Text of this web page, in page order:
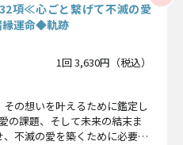
項≪心ごと繋げて不滅の愛
運命◆軌跡
1回 3,630円（税込）
その想いを叶えるために鑑定し
の課題、そして未来の結末ま
不滅の愛を築くために必要